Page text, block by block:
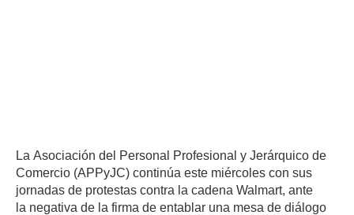
La Asociación del Personal Profesional y Jerárquico de
Comercio (APPyJC) continúa este miércoles con sus
jornadas de protestas contra la cadena Walmart, ante
la negativa de la firma de entablar una mesa de diálogo